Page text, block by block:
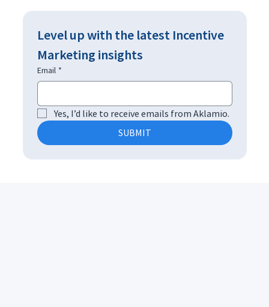
Level up with the latest Incentive
Marketing insights
Email *
Yes, I’d like to receive emails from Aklamio.
SUBMIT